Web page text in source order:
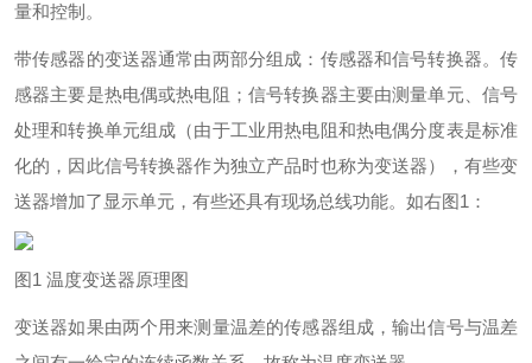
量和控制。
带传感器的变送器通常由两部分组成：传感器和信号转换器。传
感器主要是热电偶或热电阻；信号转换器主要由测量单元、信号
处理和转换单元组成（由于工业用热电阻和热电偶分度表是标准
化的，因此信号转换器作为独立产品时也称为变送器），有些变
送器增加了显示单元，有些还具有现场总线功能。如右图1：
图1 温度变送器原理图
变送器如果由两个用来测量温差的传感器组成，输出信号与温差